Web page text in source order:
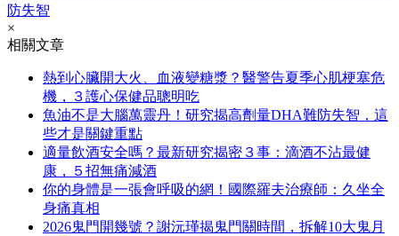
防失智
×
相關文章
熱到心臟開大火、血液變糖漿？醫警告夏季心肌梗塞危
機，３護心保健品聰明吃
魚油不是大腦萬靈丹！研究揭高劑量DHA難防失智，這
些才是關鍵重點
適量飲酒安全嗎？最新研究揭密３事：滴酒不沾最健
康，５招無痛減酒
你的身體是一張會呼吸的網！國際羅夫治療師：久坐全
身痛真相
2026鬼門開幾號？謝沅瑾揭鬼門關時間，拆解10大鬼月